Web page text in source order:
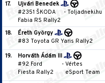
17.
Ujvári Benedek
#2351 ŠKODA
Fabia RS Rally2
-Toljadneki.hu
18.
Éreth György
#83 Toyota GR Yaris Rally2
19.
Horváth Ádám III
#92 Ford
Fiesta Rally2
- Vértes
eSport Team